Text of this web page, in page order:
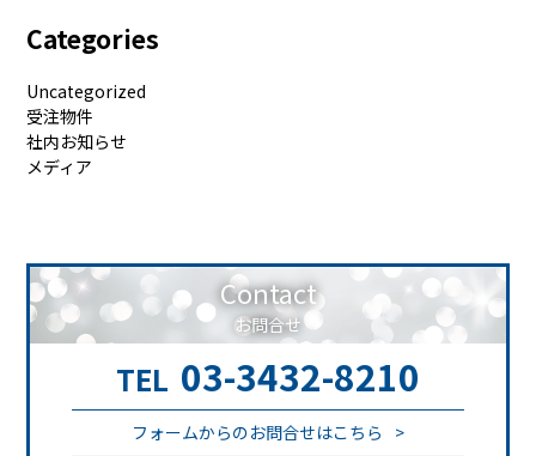
Categories
Uncategorized
受注物件
社内お知らせ
メディア
Contact
お問合せ
TEL 03-3432-8210
フォームからのお問合せはこちら